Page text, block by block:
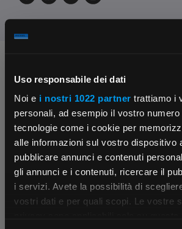
Uso responsabile dei dati
Noi e i nostri 1022 partner trattiamo i
personali, ad esempio il vostro
tecnologie come i cookie per
alle informazioni sul vostro dispositivo
pubblicare annunci e contenuti
gli annunci e i contenuti, ricercare il
i servizi. Avete la possibilità di
vostri dati e per quali scopi. Le vostre
Contattaci
Parla con il customer care dedicato
Fissa
Ti